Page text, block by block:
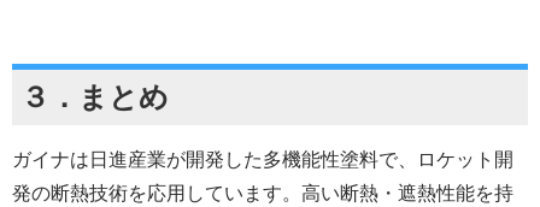
３．まとめ
ガイナは日進産業が開発した多機能性塗料で、ロケット開
発の断熱技術を応用しています。高い断熱・遮熱性能を持